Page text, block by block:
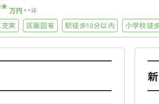
万円 **坪
実 区画図有 駅徒歩10分以内 小学校徒